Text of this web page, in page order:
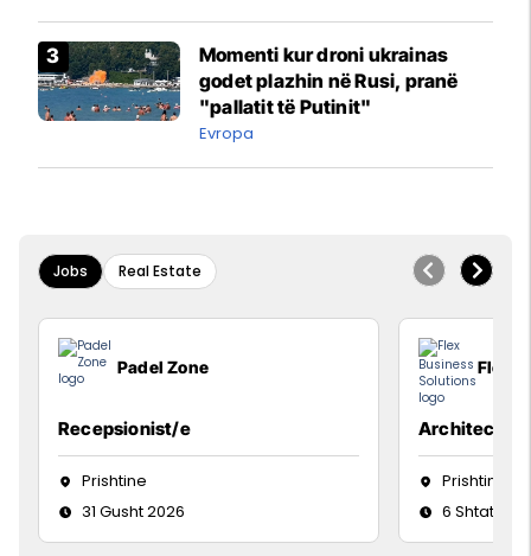
Momenti kur droni ukrainas
godet plazhin në Rusi, pranë
"pallatit të Putinit"
Evropa
Jobs Real Estate
Padel Zone
Recepsionist/e
Prishtine
31 Gusht 2026
Flex
Architect
Prishtinë
6 Shtator